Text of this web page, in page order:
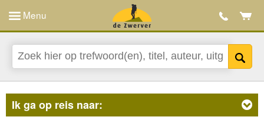
Menu
Ik ga op reis naar: